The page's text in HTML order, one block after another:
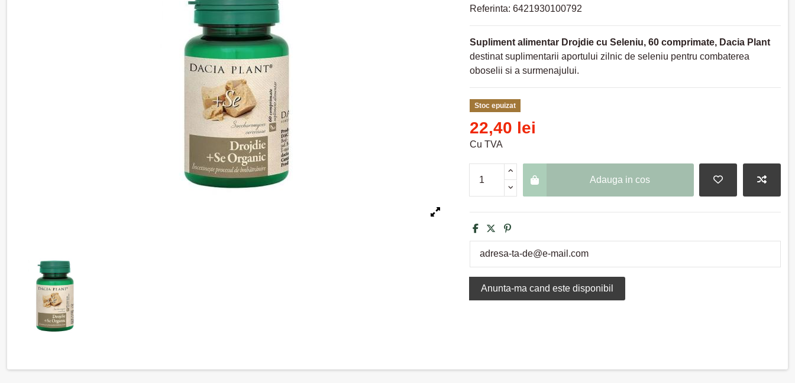
Referinta: 6421930100792
Supliment alimentar Drojdie cu Seleniu, 60 comprimate, Dacia Plant
destinat suplimentarii aportului zilnic de seleniu pentru combaterea
oboselii si a surmenajului.
Stoc epuizat
22,40 lei
Cu TVA
Adauga in cos